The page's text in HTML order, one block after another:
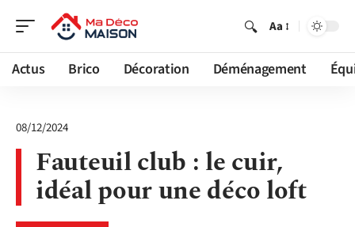
Aa
Actus Brico Décoration Déménagement
08/12/2024
Fauteuil club : le cuir,
idéal pour une déco loft